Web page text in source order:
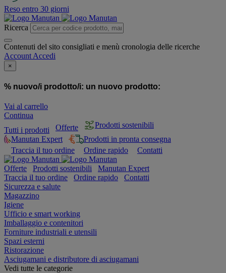
Reso entro 30 giorni
Ricerca
Contenuti del sito consigliati e menù cronologia delle ricerche
Account Accedi
×
% nuovo/i prodotto/i: un nuovo prodotto:
Vai al carrello
Continua
Tutti i prodotti
Offerte
Prodotti sostenibili
Manutan Expert
Prodotti in pronta consegna
Traccia il tuo ordine
Ordine rapido Contatti
Offerte Prodotti sostenibili
Manutan Expert
Traccia il tuo ordine
Ordine rapido
Contatti
Sicurezza e salute
Magazzino
Igiene
Ufficio e smart working
Imballaggio e contenitori
Forniture industriali e utensili
Spazi esterni
Ristorazione
Asciugamani e distributore di asciugamani
Vedi tutte le categorie